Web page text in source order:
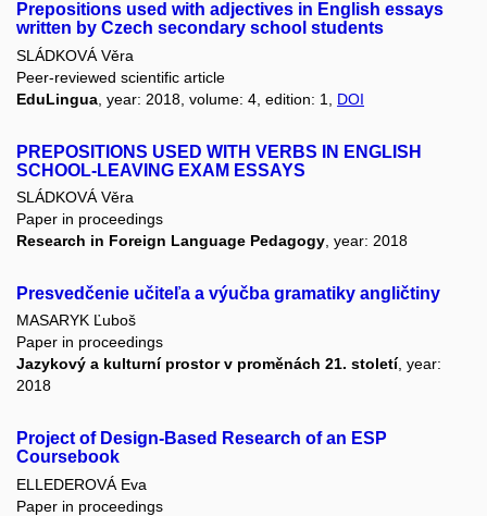
Prepositions used with adjectives in English essays
written by Czech secondary school students
SLÁDKOVÁ Věra
Peer-reviewed scientific article
EduLingua , year: 2018, volume: 4, edition: 1, DOI
PREPOSITIONS USED WITH VERBS IN ENGLISH
SCHOOL-LEAVING EXAM ESSAYS
SLÁDKOVÁ Věra
Paper in proceedings
Research in Foreign Language Pedagogy , year: 2018
Presvedčenie učiteľa a výučba gramatiky angličtiny
MASARYK Ľuboš
Paper in proceedings
Jazykový a kulturní prostor v proměnách 21. století, year:
2018
Project of Design-Based Research of an ESP
Coursebook
ELLEDEROVÁ Eva
Paper in proceedings